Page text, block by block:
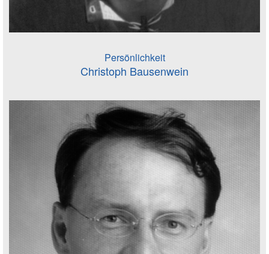
Persönlichkeit
Christoph Bausenwein